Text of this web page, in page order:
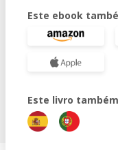
Este ebook
Este livro